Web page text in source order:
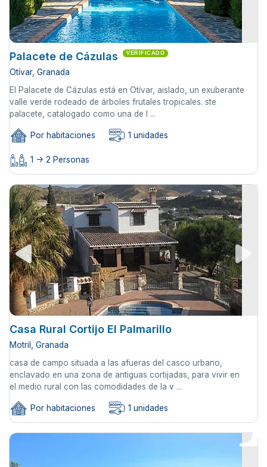
Palacete de Cázulas VERIFICADO
Otívar, Granada
El Palacete de Cázulas está en Otívar, aislado, un exuberante
valle verde rodeado de árboles frutales tropicales. ste
palacete, catalogado como una de l ...
Por habitaciones 1 unidades
1 -> 2 Personas
Casa Rural Cortijo El Palmarillo
Motril, Granada
casa de campo situada a las afueras del casco urbano,
enclavado en una zona de antiguas cortijadas, para vivir en
el medio rural con las comodidades de la v ...
Por habitaciones 1 unidades